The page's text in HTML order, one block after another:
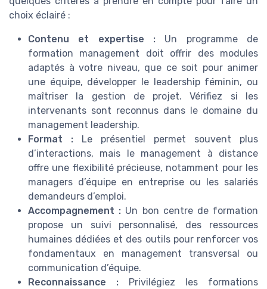
choix éclairé :
Contenu et expertise : Un programme de
formation management doit offrir des modules
adaptés à votre niveau, que ce soit pour animer
une équipe, développer le leadership féminin, ou
maîtriser la gestion de projet. Vérifiez si les
intervenants sont reconnus dans le domaine du
management leadership.
Format : Le présentiel permet souvent plus
d’interactions, mais le management à distance
offre une flexibilité précieuse, notamment pour les
managers d’équipe en entreprise ou les salariés
demandeurs d’emploi.
Accompagnement : Un bon centre de formation
propose un suivi personnalisé, des ressources
humaines dédiées et des outils pour renforcer vos
fondamentaux en management transversal ou
communication d’équipe.
Reconnaissance : Privilégiez les formations